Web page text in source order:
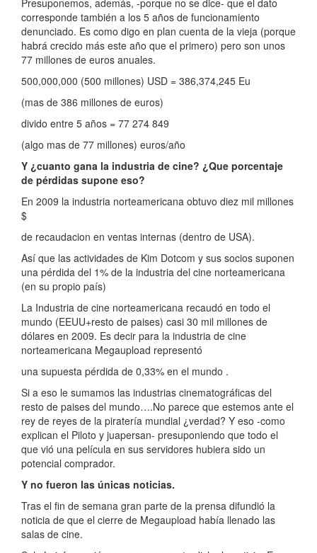
Presuponemos, además, -porque no se dice- que el dato
corresponde también a los 5 años de funcionamiento
denunciado. Es como digo en plan cuenta de la vieja (porque
habrá crecido más este año que el primero) pero son unos
77 millones de euros anuales.
500,000,000 (500 millones) USD = 386,374,245 Eu
(mas de 386 millones de euros)
divido entre 5 años = 77 274 849
(algo mas de 77 millones) euros/año
Y ¿cuanto gana la industria de cine? ¿Que porcentaje
de pérdidas supone eso?
En 2009 la industria norteamericana obtuvo diez mil millones
$
de recaudacion en ventas internas (dentro de USA).
Así que las actividades de Kim Dotcom y sus socios suponen
una pérdida del 1% de la industria del cine norteamericana
(en su propio país)
La Industria de cine norteamericana recaudó en todo el
mundo (EEUU+resto de paises) casi 30 mil millones de
dólares en 2009. Es decir para la industria de cine
norteamericana Megaupload representó
una supuesta pérdida de 0,33% en el mundo .
Si a eso le sumamos las industrias cinematográficas del
resto de paises del mundo….No parece que estemos ante el
rey de reyes de la piratería mundial ¿verdad? Y eso -como
explican el Piloto y juapersan- presuponiendo que todo el
que vió una película en sus servidores hubiera sido un
potencial comprador.
Y no fueron las únicas noticias.
Tras el fin de semana gran parte de la prensa difundió la
noticia de que el cierre de Megaupload había llenado las
salas de cine.